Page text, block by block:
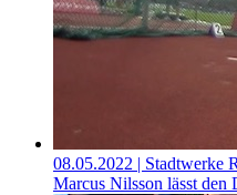
08.05.2022 | Stadtwerke
Marcus Nilsson lässt den